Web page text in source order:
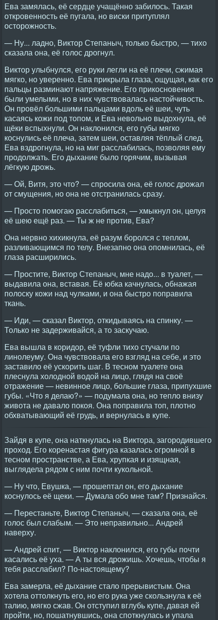
Ева замялась, её сердце учащённо забилось. Такая
откровенность её пугала, но виски притуплял
осторожность.
— Ну... ладно, Виктор Степаныч, только быстро, — тихо
сказала она, её голос дрогнул.
Виктор улыбнулся, его руки легли на её плечи, сжимая
мягко, но уверенно. Ева прикрыла глаза, ощущая, как его
пальцы разминают напряжение. Его прикосновения
были умелыми, но в них чувствовалась настойчивость.
Он провёл большими пальцами вдоль её шеи, чуть
касаясь кожи под топом, и Ева невольно выдохнула, её
щёки вспыхнули. Он наклонился, его губы мягко
коснулись её плеча, затем шеи, оставляя тёплый след.
Ева вздрогнула, но на миг расслабилась, позволяя ему
продолжать. Его дыхание было горячим, вызывая
лёгкую дрожь.
— Ой, Витя, это что? — спросила она, её голос дрожал
от смущения, но она не отстранилась сразу.
— Просто помогаю расслабиться, — хмыкнул он, целуя
её шею ещё раз. — Ты ж не против, Ева?
Она нервно хихикнула, её разум боролся с теплом,
разливающимся по телу. Внезапно она опомнилась, её
глаза расширились.
— Простите, Виктор Степаныч, мне надо... в туалет, —
выдавила она, вставая. Её юбка качнулась, обнажая
полоску кожи над чулками, и она быстро поправила
ткань.
— Иди, — сказал Виктор, откидываясь на спинку. —
Только не задерживайся, а то заскучаю.
Ева вышла в коридор, её туфли тихо стучали по
линолеуму. Она чувствовала его взгляд на себе, и это
заставило её ускорить шаг. В тесном туалете она
плеснула холодной водой на лицо, глядя на своё
отражение — невинное лицо, большие глаза, припухшие
губы. «Что я делаю?» — подумала она, но тепло внизу
живота не давало покоя. Она поправила топ, плотно
обхватывающий её грудь, и вернулась в купе.
Зайдя в купе, она наткнулась на Виктора, загородившего
проход. Его коренастая фигура казалась огромной в
тесном пространстве, а Ева, хрупкая и изящная,
выглядела рядом с ним почти кукольной.
— Ну что, Евушка, — прошептал он, его дыхание
коснулось её щеки. — Думала обо мне там? Признайся.
— Перестаньте, Виктор Степаныч, — сказала она, её
голос был слабым. — Это неправильно... Андрей
наверху.
— Андрей спит, — Виктор наклонился, его губы почти
касались её уха. — А ты вся дрожишь. Хочешь, чтобы я
тебя расслабил? По-настоящему?
Ева замерла, её дыхание стало прерывистым. Она
хотела оттолкнуть его, но его рука уже скользнула к её
талию, мягко сжав. Он отступил вглубь купе, давая ей
пройти, но, пошатнувшись, она споткнулась и упала